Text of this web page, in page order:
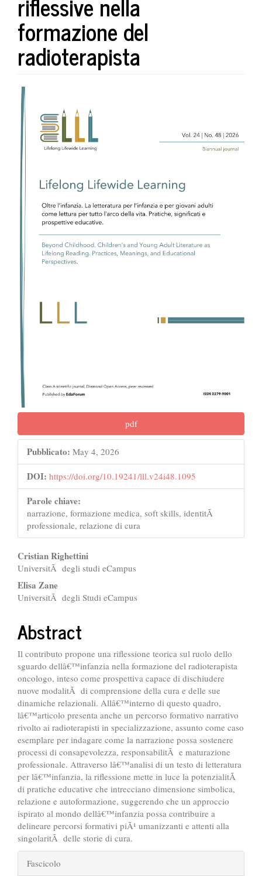
formazione del
radioterapista
pdf
Pubblicato: May 4, 2026
DOI: https://doi.org/10.19241/lll.v24i48.1095
Parole chiave:
narrazione, formazione medica, soft skills, identitÃ
professionale, relazione di cura
Cristian Righettini
UniversitÃ degli studi eCampus
Elisa Zane
UniversitÃ degli Studi eCampus
Abstract
Il contributo propone una riflessione teorica sul ruolo dello
sguardo dellâ€™infanzia nella formazione del radioterapista
oncologo, inteso come prospettiva capace di dischiudere
nuove modalitÃ di comprensione della cura e delle sue
dinamiche relazionali. Allâ€™interno di questo quadro,
lâ€™articolo presenta anche un percorso formativo narrativo
rivolto ai radioterapisti in specializzazione, assunto come caso
esemplare per indagare come la narrazione possa sostenere
processi di consapevolezza, responsabilitÃ e maturazione
professionale. Attraverso lâ€™analisi di un testo di letteratura
per lâ€™infanzia, la riflessione mette in luce la potenzialitÃ
di pratiche educative che intrecciano dimensione simbolica,
relazione e autoformazione, suggerendo che un approccio
ispirato al mondo dellâ€™infanzia possa contribuire a
delineare percorsi formativi piÃ¹ umanizzanti e attenti alla
singolaritÃ delle storie di cura.
Fascicolo